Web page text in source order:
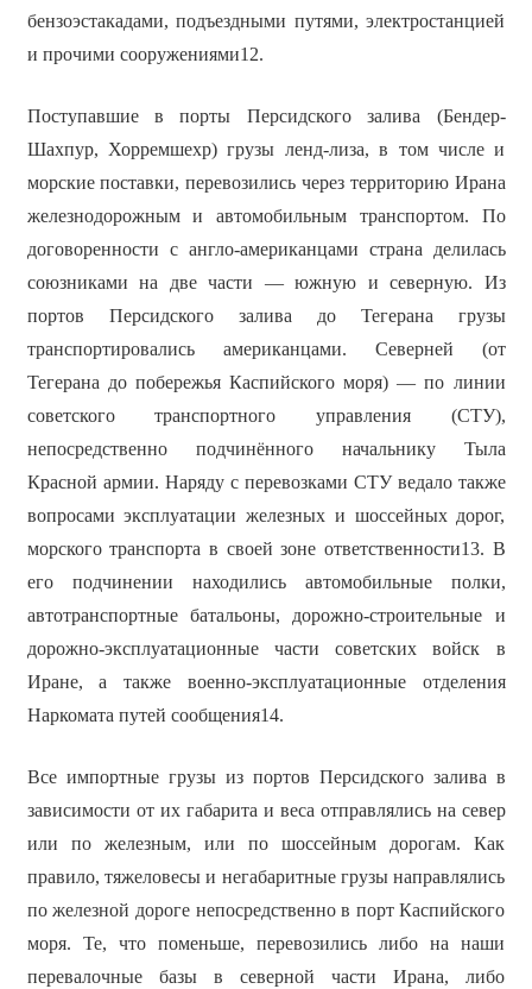
бензоэстакадами, подъездными путями, электростанцией
и прочими сооружениями12.
Поступавшие в порты Персидского залива (Бендер-
Шахпур, Хорремшехр) грузы ленд-лиза, в том числе и
морские поставки, перевозились через территорию Ирана
железнодорожным и автомобильным транспортом. По
договоренности с англо-американцами страна делилась
союзниками на две части — южную и северную. Из
портов Персидского залива до Тегерана грузы
транспортировались американцами. Северней (от
Тегерана до побережья Каспийского моря) — по линии
советского транспортного управления (СТУ),
непосредственно подчинённого начальнику Тыла
Красной армии. Наряду с перевозками СТУ ведало также
вопросами эксплуатации железных и шоссейных дорог,
морского транспорта в своей зоне ответственности13. В
его подчинении находились автомобильные полки,
автотранспортные батальоны, дорожно-строительные и
дорожно-эксплуатационные части советских войск в
Иране, а также военно-эксплуатационные отделения
Наркомата путей сообщения14.
Все импортные грузы из портов Персидского залива в
зависимости от их габарита и веса отправлялись на север
или по железным, или по шоссейным дорогам. Как
правило, тяжеловесы и негабаритные грузы направлялись
по железной дороге непосредственно в порт Каспийского
моря. Те, что поменьше, перевозились либо на наши
перевалочные базы в северной части Ирана, либо